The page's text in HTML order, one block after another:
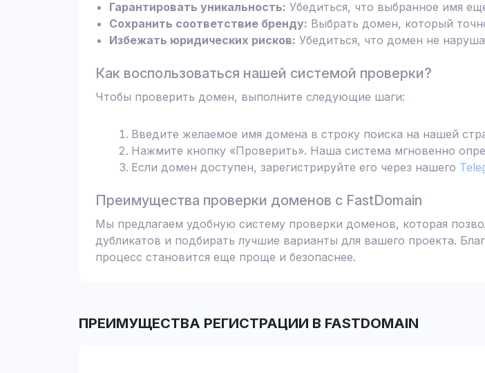
Гарантировать уникальность: Убедиться, что выбранное имя
Сохранить соответствие бренду: Выбрать домен, который
Избежать юридических рисков: Убедиться, что домен не
Как воспользоваться нашей системой проверки?
Чтобы проверить домен, выполните следующие шаги:
Введите желаемое имя домена в строку поиска на нашей
Нажмите кнопку «Проверить». Наша система мгновенно
Если домен доступен, зарегистрируйте его через нашего
Преимущества проверки доменов с FastDomain
Мы предлагаем удобную систему проверки доменов, которая
дубликатов и подбирать лучшие варианты для вашего проекта.
процесс становится еще проще и безопаснее.
ПРЕИМУЩЕСТВА РЕГИСТРАЦИИ В FASTDOMAIN